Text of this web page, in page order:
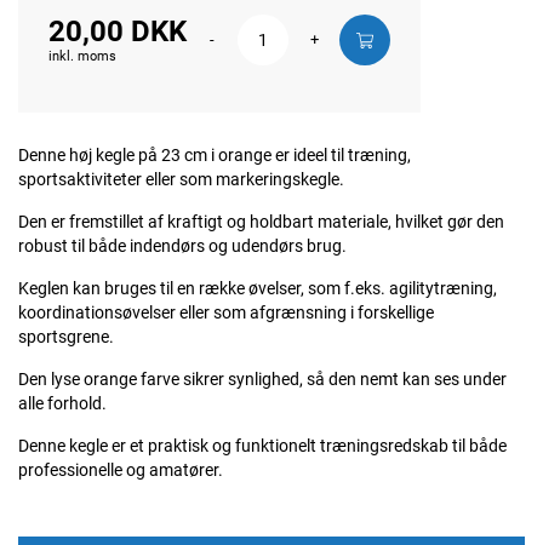
20,00 DKK
inkl. moms
- +
Denne høj kegle på 23 cm i orange er ideel til træning,
sportsaktiviteter eller som markeringskegle.
Den er fremstillet af kraftigt og holdbart materiale, hvilket gør den
robust til både indendørs og udendørs brug.
Keglen kan bruges til en række øvelser, som f.eks. agilitytræning,
koordinationsøvelser eller som afgrænsning i forskellige
sportsgrene.
Den lyse orange farve sikrer synlighed, så den nemt kan ses under
alle forhold.
Denne kegle er et praktisk og funktionelt træningsredskab til både
professionelle og amatører.